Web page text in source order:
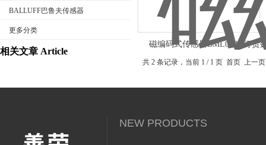
BALLUFF巴鲁夫传感器
更多分类
相关文章 Article
磁编码式传感器BML003U订货
共 2 条记录，当前 1 / 1 页 首页 上
NEW PRODUCTS